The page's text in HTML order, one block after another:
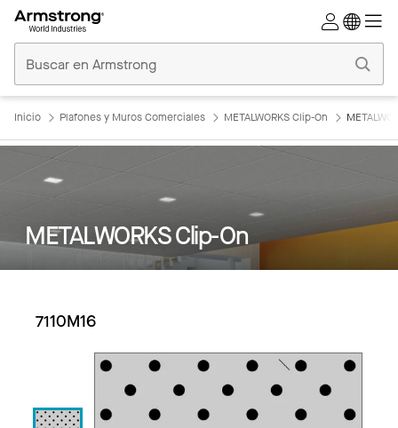
Comerciales
Inicio
Inicio Plafones y Muros Comerciales METALWORKS Clip-On
METALWORKS Clip-On
7110M16